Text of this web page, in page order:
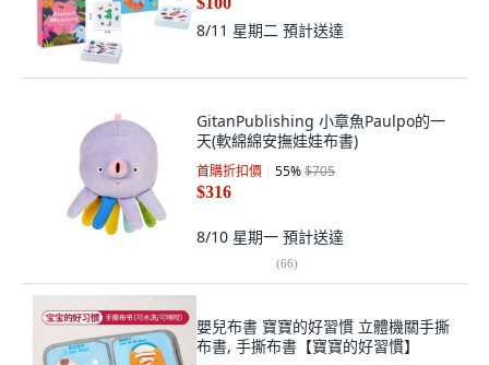
8/11 星期二 預計送達
GitanPublishing 小章魚Paulpo的一
天(軟綿綿安撫娃娃布書)
首購折扣價 55%$705
$316
8/10 星期一 預計送達
(66)
嬰兒布書 寶寶的好習慣 立體機關手撕
布書, 手撕布書【寶寶的好習慣】